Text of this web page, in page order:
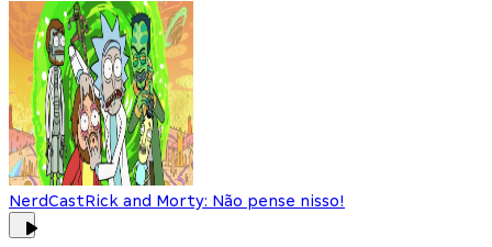
NerdCastRick and Morty: Não pense nisso!